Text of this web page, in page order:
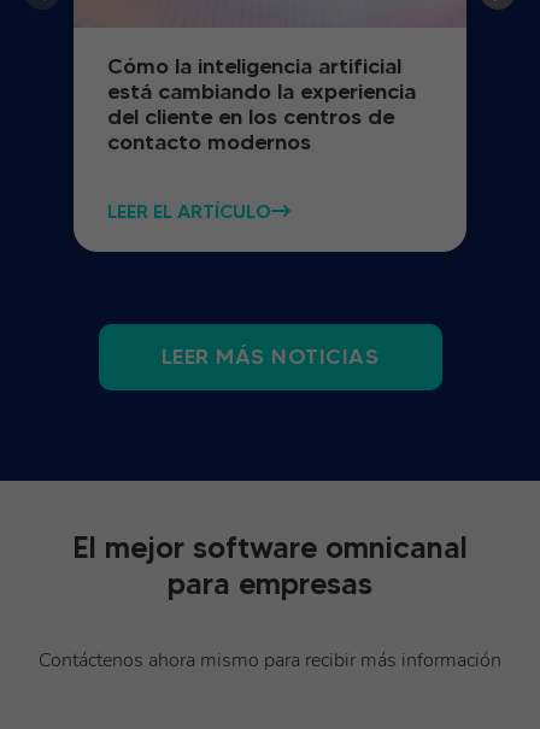
Cómo la inteligencia artificial
está cambiando la experiencia
del cliente en los centros de
contacto modernos
LEER EL ARTÍCULO
LEER MÁS NOTICIAS
El mejor software omnicanal
para empresas
Contáctenos ahora mismo para recibir más información